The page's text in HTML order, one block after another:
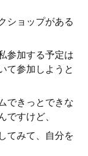
ショップがある
参加する予定は
て参加しようと
できっとできな
ですけど、
てみて、自分を